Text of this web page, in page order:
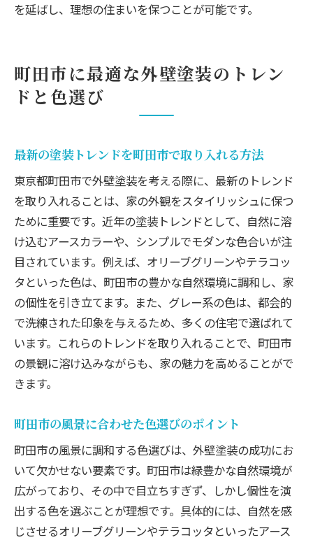
を延ばし、理想の住まいを保つことが可能です。
町田市に最適な外壁塗装のトレン
ドと色選び
最新の塗装トレンドを町田市で取り入れる方法
東京都町田市で外壁塗装を考える際に、最新のトレンド
を取り入れることは、家の外観をスタイリッシュに保つ
ために重要です。近年の塗装トレンドとして、自然に溶
け込むアースカラーや、シンプルでモダンな色合いが注
目されています。例えば、オリーブグリーンやテラコッ
タといった色は、町田市の豊かな自然環境に調和し、家
の個性を引き立てます。また、グレー系の色は、都会的
で洗練された印象を与えるため、多くの住宅で選ばれて
います。これらのトレンドを取り入れることで、町田市
の景観に溶け込みながらも、家の魅力を高めることがで
きます。
町田市の風景に合わせた色選びのポイント
町田市の風景に調和する色選びは、外壁塗装の成功にお
いて欠かせない要素です。町田市は緑豊かな自然環境が
広がっており、その中で目立ちすぎず、しかし個性を演
出する色を選ぶことが理想です。具体的には、自然を感
じさせるオリーブグリーンやテラコッタといったアース